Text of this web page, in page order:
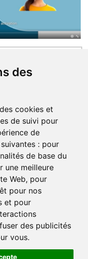
des
cookies et
de suivi pour
de
: pour
de base du
une meilleure
Web, pour
pour nos
et pour
des publicités
vous.
VIE
policy
Documentation